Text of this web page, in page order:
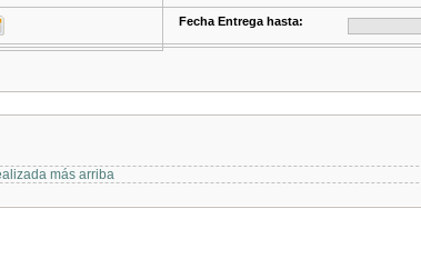
Fecha Entrega hasta:
más arriba